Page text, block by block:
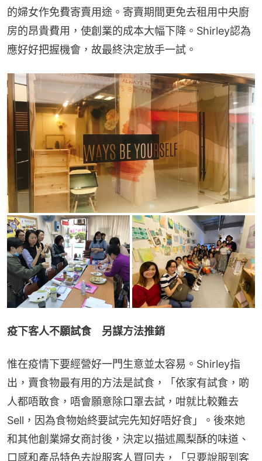
的婦女作免費寄賣用途。寄賣期間更免去租用中央廚
房的昂貴費用，使創業的成本大幅下降。Shirley認為
應好好把握機會，故最終決定放手一試。
疫下客人不願試食　另謀方法推銷
惟在疫情下要經營好一門生意並太容易。Shirley指
出，賣食物最有用的方法是試食，「依家有試食，啲
人都唔敢食，唔會願意除口罩去試，咁就比較難去
Sell，因為食物始終要試完先知好唔好食」。後來她
和其他創業婦女商討後，決定以描述鳳梨酥的味道、
口感和產品特色去說服客人買回去，「只要說服到客